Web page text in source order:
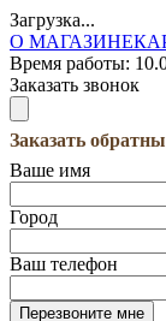
Загрузка...
О МАГАЗИНЕ
Время работы:
Заказать звонок
Заказать
Ваше имя
Город
Ваш телефон